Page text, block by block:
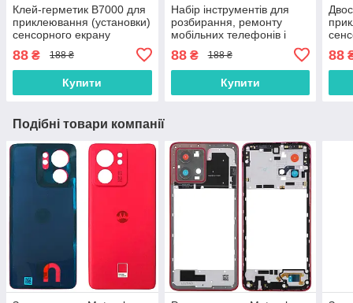
Клей-герметик B7000 для
приклеювання (установки)
сенсорного екрану
(модуля) 15 мл
88 ₴ 188 ₴
Купити
Набір інструментів для
розбирання, ремонту
мобільних телефонів і
88₴ 188 ₴
Купити
88
Подібні товари компанії